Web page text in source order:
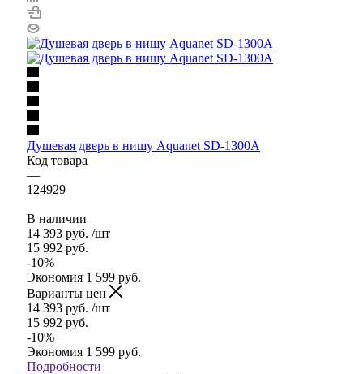
Душевая дверь в нишу Aquanet SD-1300A
Код товара
—
124929
В наличии
14 393 руб. /шт
15 992 руб.
-10%
Экономия 1 599 руб.
Варианты цен
14 393 руб. /шт
15 992 руб.
-10%
Экономия 1 599 руб.
Подробности